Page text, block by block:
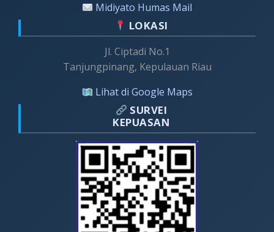
Midiyato Humas Mail
LOKASI
Jl. Ciptadi No.1
Tanjungpinang, Kepulauan Riau
Lihat di Google Maps
SURVEI
KEPUASAN